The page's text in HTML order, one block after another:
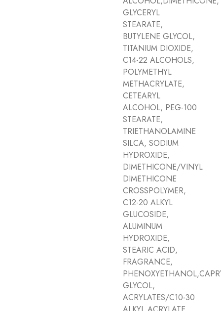
GLYCERYL
STEARATE,
BUTYLENE GLYCOL,
TITANIUM DIOXIDE,
C14-22 ALCOHOLS,
POLYMETHYL
METHACRYLATE,
CETEARYL
ALCOHOL, PEG-100
STEARATE,
TRIETHANOLAMINE
SILCA, SODIUM
HYDROXIDE,
DIMETHICONE/VINYL
DIMETHICONE
CROSSPOLYMER,
C12-20 ALKYL
GLUCOSIDE,
ALUMINUM
HYDROXIDE,
STEARIC ACID,
FRAGRANCE,
GLYCOL,
ACRYLATES/C10-30